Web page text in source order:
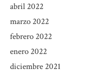
abril 2022
marzo 2022
febrero 2022
enero 2022
diciembre 2021